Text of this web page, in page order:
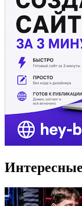
Интересные